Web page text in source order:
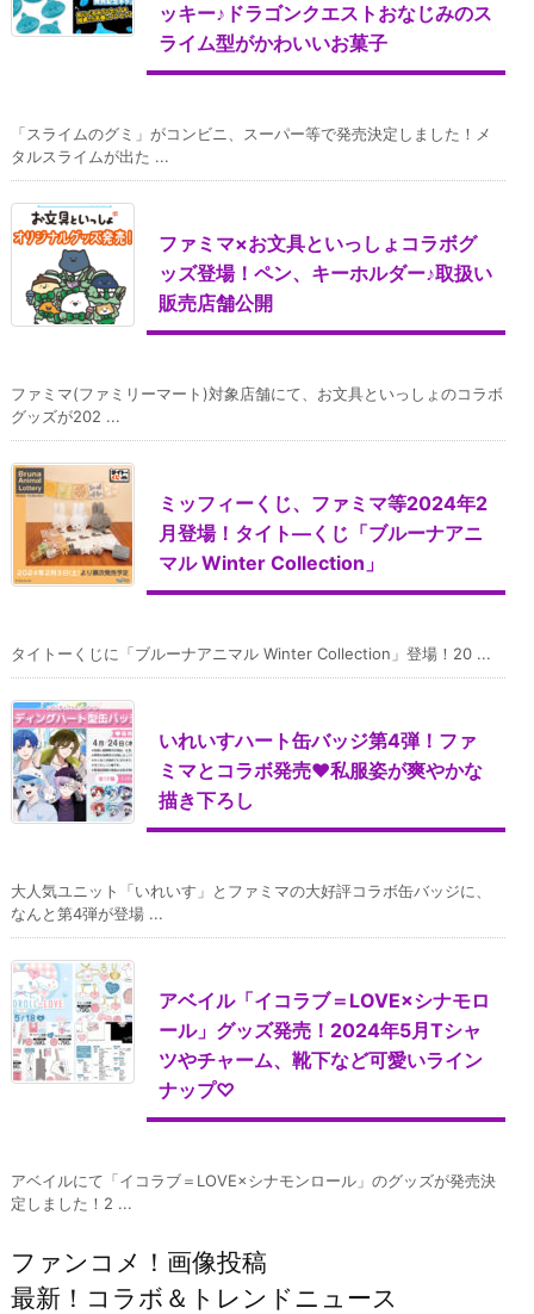
ッキー♪ドラゴンクエストおなじみのス
ライム型がかわいいお菓子
「スライムのグミ」がコンビニ、スーパー等で発売決定しました！メ
タルスライムが出た ...
ファミマ×お文具といっしょコラボグ
ッズ登場！ペン、キーホルダー♪取扱い
販売店舗公開
ファミマ(ファミリーマート)対象店舗にて、お文具といっしょのコラボ
グッズが202 ...
ミッフィーくじ、ファミマ等2024年2
月登場！タイト―くじ「ブルーナアニ
マル Winter Collection」
タイトーくじに「ブルーナアニマル Winter Collection」登場！20 ...
いれいすハート缶バッジ第4弾！ファ
ミマとコラボ発売♥私服姿が爽やかな
描き下ろし
大人気ユニット「いれいす」とファミマの大好評コラボ缶バッジに、
なんと第4弾が登場 ...
アベイル「イコラブ＝LOVE×シナモロ
ール」グッズ発売！2024年5月Tシャ
ツやチャーム、靴下など可愛いライン
ナップ♡
アベイルにて「イコラブ＝LOVE×シナモンロール」のグッズが発売決
定しました！2 ...
ファンコメ！画像投稿
最新！コラボ＆トレンドニュース